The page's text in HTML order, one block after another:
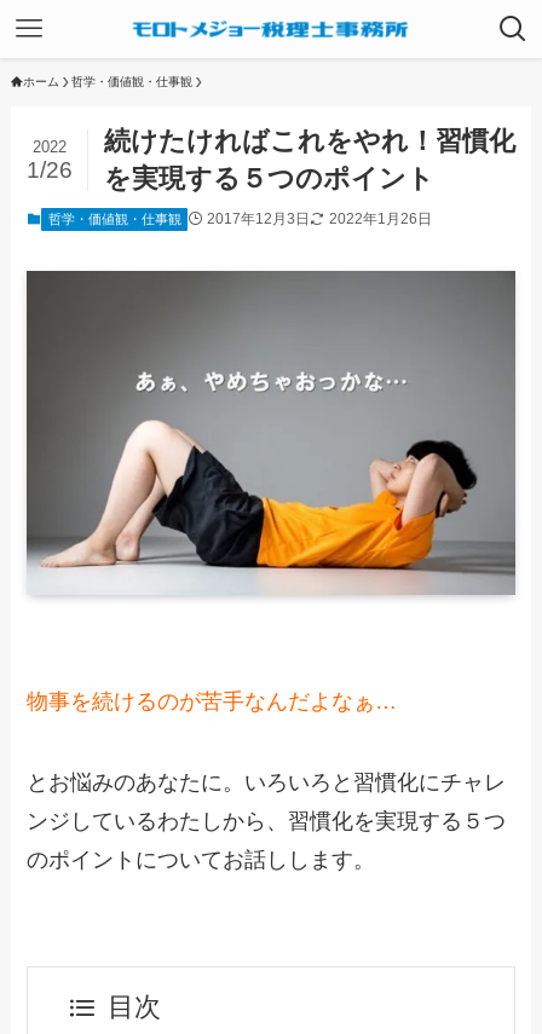
ホーム 哲学・価値観・仕事観
続けたければこれをやれ！習慣化
を実現する５つのポイント
2022
1/26
哲学・価値観・仕事観 2017年12月3日 2022年1月26日
物事を続けるのが苦手なんだよなぁ…
とお悩みのあなたに。いろいろと習慣化にチャレ
ンジしているわたしから、習慣化を実現する５つ
のポイントについてお話しします。
目次